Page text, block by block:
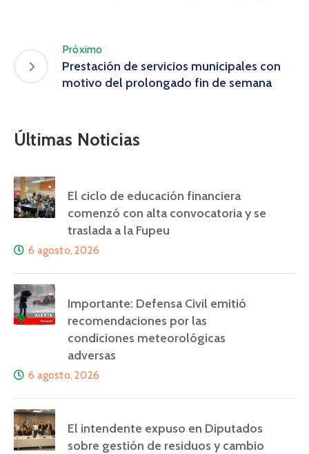
Próximo
Prestación de servicios municipales con
motivo del prolongado fin de semana
Últimas Noticias
El ciclo de educación financiera
comenzó con alta convocatoria y se
traslada a la Fupeu
6 agosto, 2026
Importante: Defensa Civil emitió
recomendaciones por las
condiciones meteorológicas
adversas
6 agosto, 2026
El intendente expuso en Diputados
sobre gestión de residuos y cambio